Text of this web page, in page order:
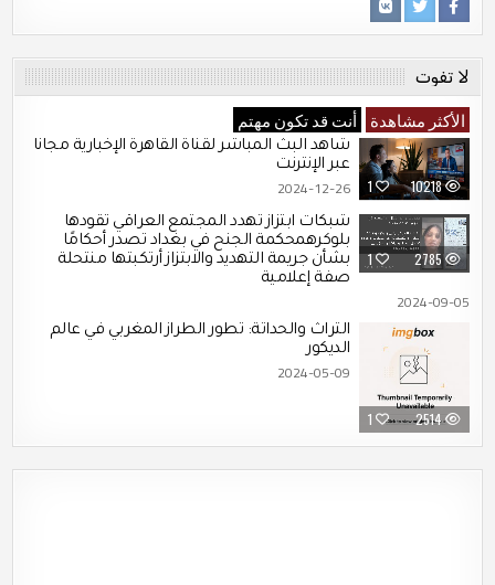
لا تفوت
الأكثر مشاهدة أنت قد تكون مهتم
1 10218
شاهد البث المباشر لقناة القاهرة الإخبارية مجانًا
عبر الإنترنت
2024-12-26
1 2785
شبكات ابتزاز تهدد المجتمع العراقي تقودها
بلوكرهمحكمة الجنح في بغداد تصدر أحكامًا
بشأن جريمة التهديد والابتزاز أرتكبتها منتحلة
صفة إعلامية
2024-09-05
1 2514
التراث والحداثة: تطور الطراز المغربي في عالم
الديكور
2024-05-09